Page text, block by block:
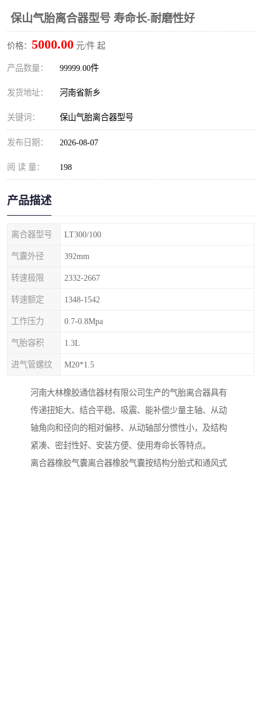
保山气胎离合器型号 寿命长-耐磨性好
价格： 5000.00 元/件 起
产品数量： 99999.00件
发货地址： 河南省新乡
关键词： 保山气胎离合器型号
发布日期： 2026-08-07
阅 读 量： 198
产品描述
离合器型号 LT300/100
气囊外径 392mm
转速极限 2332-2667
转速额定 1348-1542
工作压力 0.7-0.8Mpa
气胎容积 1.3L
进气管螺纹 M20*1.5
河南大林橡胶通信器材有限公司生产的气胎离合器具有
传递扭矩大、结合平稳、吸震、能补偿少量主轴、从动
轴角向和径向的相对偏移、从动轴部分惯性小，及结构
紧凑、密封性好、安装方便、使用寿命长等特点。
离合器橡胶气囊离合器橡胶气囊按结构分胎式和通风式